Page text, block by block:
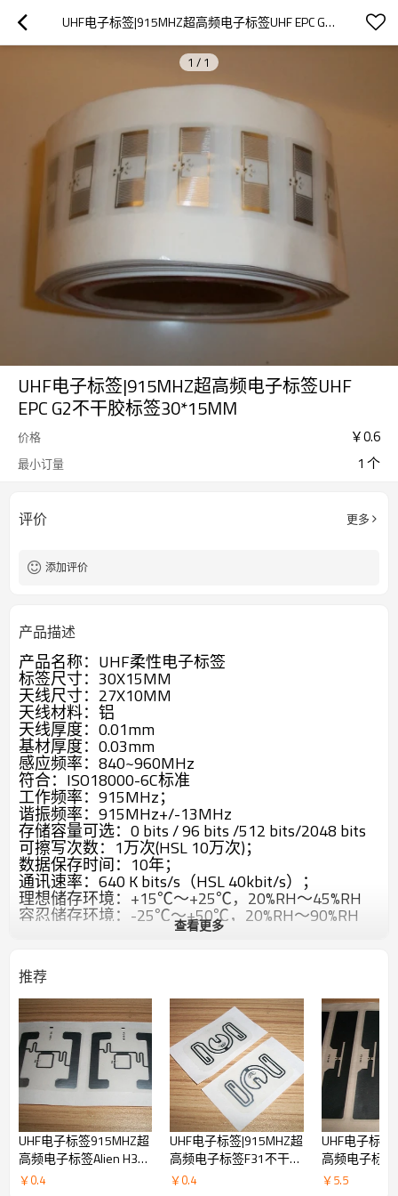
UHF电子标签|915MHZ超高频电子标签UHF EPC G2不干胶标签30*15MM
1 / 1
UHF电子标签|915MHZ超高频电子标签UHF
EPC G2不干胶标签30*15MM
价格 ￥0.6
最小订量 1 个
评价 更多
添加评价
产品描述
产品名称：UHF柔性电子标签
标签尺寸：30X15MM
天线尺寸：27X10MM
天线材料：铝
天线厚度：0.01mm
基材厚度：0.03mm
感应频率：840~960MHz
符合：ISO18000-6C标准
工作频率：915MHz；
谐振频率：915MHz+/-13MHz
存储容量可选：0 bits / 96 bits /512 bits/2048 bits
可擦写次数：1万次(HSL 10万次)；
数据保存时间：10年；
通讯速率：640 K bits/s（HSL 40kbit/s）；
理想储存环境：+15℃～+25℃，20%RH～45%RH
容忍储存环境：-25℃～+50℃，20%RH～90%RH
容忍工作环境：-25℃～+65℃，20%RH～90%RH
耐弯能力：≧φ20mm
包装方式：卷状/单张/整版
芯片可选：NXP-XM/XL/HSL；Alien-H2/H3；
Impinj-M2/M3等
主要应用领域：物流/供应链/货物跟踪/仓库物品管
理/电力巡查/车辆识别/家校通/人员考勤/等等。
识别距离：1-6米(标签天线尺寸大小和读卡器天线
尺寸大小及应用环境有关)
查看更多
推荐
UHF电子标签915MHZ超
高频电子标签Alien H3电
子标签ISO18000-6C
￥0.4
UHF电子标签|915MHZ超
高频电子标签F31不干胶
电子标签
￥0.4
UHF电子标
高频电子标
片不干胶电
￥5.5